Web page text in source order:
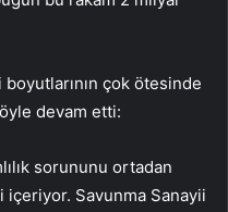
çok ötesinde
devam etti:
sorununu ortadan
içeriyor. Savunma Sanayii